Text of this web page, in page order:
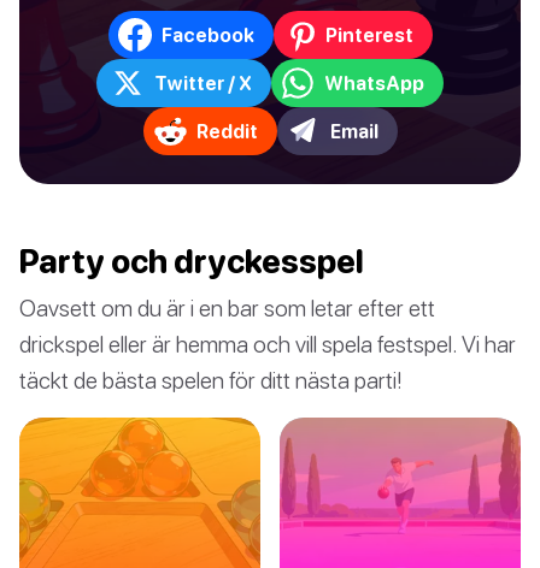
Facebook Pinterest
Twitter / X WhatsApp
Reddit Email
Party och dryckesspel
Oavsett om du är i en bar som letar efter ett
drickspel eller är hemma och vill spela festspel. Vi har
täckt de bästa spelen för ditt nästa parti!